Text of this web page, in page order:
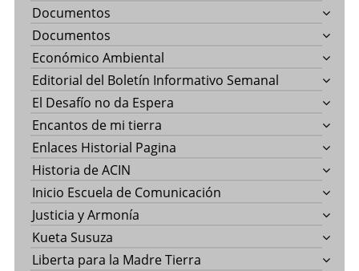
Documentos
Documentos
Económico Ambiental
Editorial del Boletín Informativo Semanal
El Desafío no da Espera
Encantos de mi tierra
Enlaces Historial Pagina
Historia de ACIN
Inicio Escuela de Comunicación
Justicia y Armonía
Kueta Susuza
Liberta para la Madre Tierra